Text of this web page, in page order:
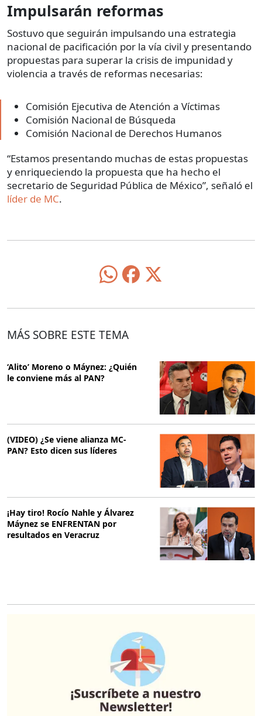
Impulsarán reformas
Sostuvo que seguirán impulsando una estrategia
nacional de pacificación por la vía civil y presentando
propuestas para superar la crisis de impunidad y
violencia a través de reformas necesarias:
Comisión Ejecutiva de Atención a Víctimas
Comisión Nacional de Búsqueda
Comisión Nacional de Derechos Humanos
“Estamos presentando muchas de estas propuestas
y enriqueciendo la propuesta que ha hecho el
secretario de Seguridad Pública de México”, señaló el
líder de MC.
MÁS SOBRE ESTE TEMA
‘Alito’ Moreno o Máynez: ¿Quién
le conviene más al PAN?
(VIDEO) ¿Se viene alianza MC-
PAN? Esto dicen sus líderes
¡Hay tiro! Rocío Nahle y Álvarez
Máynez se ENFRENTAN por
resultados en Veracruz